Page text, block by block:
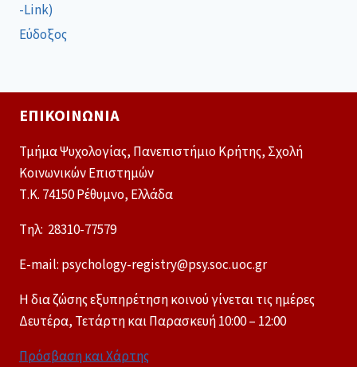
-Link)
Εύδοξος
ΕΠΙΚΟΙΝΩΝΊΑ
Τμήμα Ψυχολογίας, Πανεπιστήμιο Κρήτης, Σχολή
Κοινωνικών Επιστημών
Τ.Κ. 74150 Ρέθυμνο, Ελλάδα
Tηλ: 28310-77579
E-mail: psychology-registry@psy.soc.uoc.gr
Η δια ζώσης εξυπηρέτηση κοινού γίνεται τις ημέρες
Δευτέρα, Τετάρτη και Παρασκευή 10:00 – 12:00
Πρόσβαση και Χάρτης